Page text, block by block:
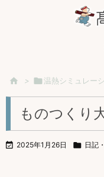
 > 温熱シミュレー
ものつくり
 2025年1月26日  日記